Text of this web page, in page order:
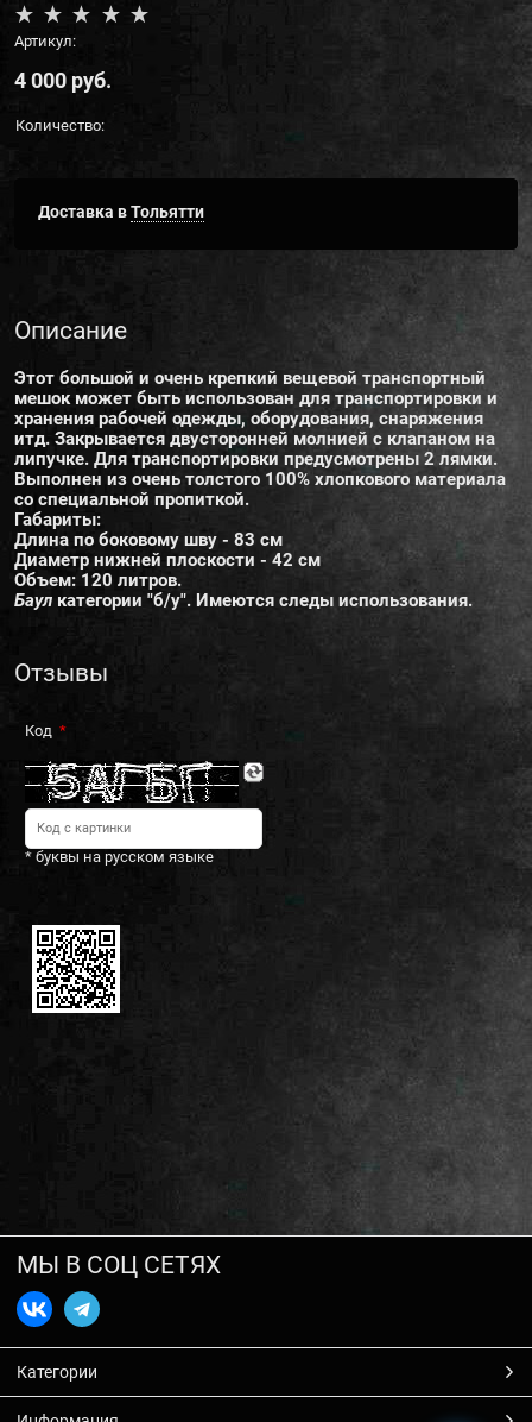
Артикул:
4 000 руб.
Количество:
Доставка вТольятти
Описание
Этот большой и очень крепкий вещевой транспортный
мешок может быть использован для транспортировки и
хранения рабочей одежды, оборудования, снаряжения
итд. Закрывается двусторонней молнией с клапаном на
липучке. Для транспортировки предусмотрены 2 лямки.
Выполнен из очень толстого 100% хлопкового материала
со специальной пропиткой.
Габариты:
Длина по боковому шву - 83 см
Диаметр нижней плоскости - 42 см
Объем: 120 литров.
Баул категории "б/у". Имеются следы использования.
Отзывы
Код
* буквы на русском языке
МЫ В СОЦ СЕТЯХ
Категории